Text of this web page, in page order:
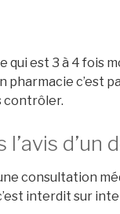
qui est 3 à 4 fois
pharmacie c’est
contrôler.
d’un
consultation
interdit sur